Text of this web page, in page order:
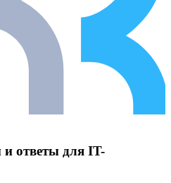
ответы для IT-